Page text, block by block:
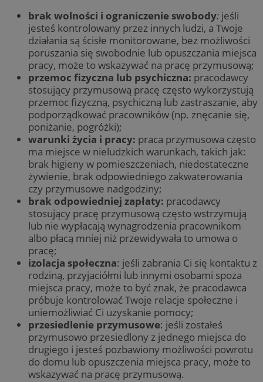
brak wolności i ograniczenie swobody: jeśli
jesteś kontrolowany przez innych ludzi, a Twoje
działania są ścisłe monitorowane, bez możliwości
poruszania się swobodnie lub opuszczania miejsca
pracy, może to wskazywać na pracę przymusową;
przemoc fizyczna lub psychiczna: pracodawcy
stosujący przymusową pracę często wykorzystują
przemoc fizyczną, psychiczną lub zastraszanie, aby
podporządkować pracowników (np. znęcanie się,
poniżanie, pogróżki);
warunki życia i pracy: praca przymusowa często
ma miejsce w nieludzkich warunkach, takich jak:
brak higieny w pomieszczeniach, niedostateczne
żywienie, brak odpowiedniego zakwaterowania
czy przymusowe nadgodziny;
brak odpowiedniej zapłaty: pracodawcy
stosujący pracę przymusową często wstrzymują
lub nie wypłacają wynagrodzenia pracownikom
albo płacą mniej niż przewidywała to umowa o
pracę;
izolacja społeczna: jeśli zabrania Ci się kontaktu z
rodziną, przyjaciółmi lub innymi osobami spoza
miejsca pracy, może to być znak, że pracodawca
próbuje kontrolować Twoje relacje społeczne i
uniemożliwiać Ci uzyskanie pomocy;
przesiedlenie przymusowe: jeśli zostałeś
przymusowo przesiedlony z jednego miejsca do
drugiego i jesteś pozbawiony możliwości powrotu
do domu lub opuszczenia miejsca pracy, może to
wskazywać na pracę przymusową.